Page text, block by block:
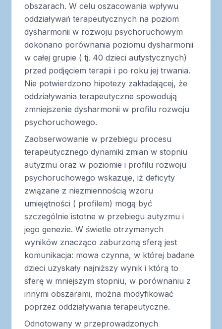
obszarach. W celu oszacowania wpływu
oddziaływań terapeutycznych na poziom
dysharmonii w rozwoju psychoruchowym
dokonano porównania poziomu dysharmonii
w całej grupie ( tj. 40 dzieci autystycznych)
przed podjęciem terapii i po roku jej trwania.
Nie potwierdzono hipotezy zakładającej, że
oddziaływania terapeutyczne spowodują
zmniejszenie dysharmonii w profilu rozwoju
psychoruchowego.
Zaobserwowanie w przebiegu procesu
terapeutycznego dynamiki zmian w stopniu
autyzmu oraz w poziomie i profilu rozwoju
psychoruchowego wskazuje, iż deficyty
związane z niezmiennością wzoru
umiejętności ( profilem) mogą być
szczególnie istotne w przebiegu autyzmu i
jego genezie. W świetle otrzymanych
wyników znacząco zaburzoną sferą jest
komunikacja: mowa czynna, w której badane
dzieci uzyskały najniższy wynik i którą to
sferę w mniejszym stopniu, w porównaniu z
innymi obszarami, można modyfikować
poprzez oddziaływania terapeutyczne.
Odnotowany w przeprowadzonych